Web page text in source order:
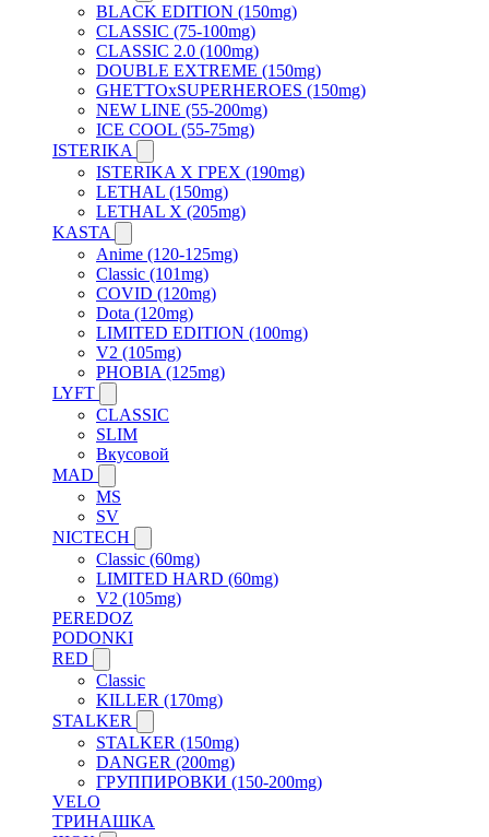
BLACK EDITION (150mg)
CLASSIC (75-100mg)
CLASSIC 2.0 (100mg)
DOUBLE EXTREME (150mg)
GHETTOxSUPERHEROES (150mg)
NEW LINE (55-200mg)
ICE COOL (55-75mg)
ISTERIKA
ISTERIKA X ГРЕХ (190mg)
LETHAL (150mg)
LETHAL X (205mg)
KASTA
Anime (120-125mg)
Classic (101mg)
COVID (120mg)
Dota (120mg)
LIMITED EDITION (100mg)
V2 (105mg)
PHOBIA (125mg)
LYFT
CLASSIC
SLIM
Вкусовой
MAD
MS
SV
NICTECH
Classic (60mg)
LIMITED HARD (60mg)
V2 (105mg)
PEREDOZ
PODONKI
RED
Classic
KILLER (170mg)
STALKER
STALKER (150mg)
DANGER (200mg)
ГРУППИРОВКИ (150-200mg)
VELO
ТРИНАШКА